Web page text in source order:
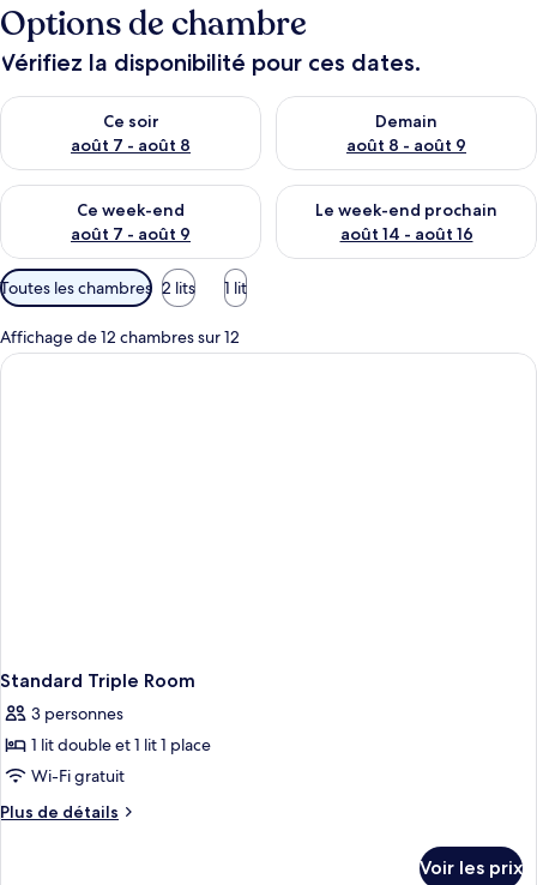
Options de chambre
Vérifiez la disponibilité pour ces dates.
Ce soir
août 7 - août 8
Vérifier la disponibilité pour ce soir août 7 - août 8
Demain
août 8 - août 9
Vérifier la disponibilité pour
Ce week-end
août 7 - août 9
Vérifier la disponibilité pour ce week-end août 7 - août 9
Le week-end prochain
août 14 - août 16
Vérifier la disponibilité pour
Filtres
disponibles
pour
les
Toutes les chambres 2 lits 1 lit
Affichage de 12 chambres sur 12
Standard Triple Room
3 personnes
1 lit double et 1 lit 1 place
Wi-Fi gratuit
Plus de détails
Plus
Voir les prix